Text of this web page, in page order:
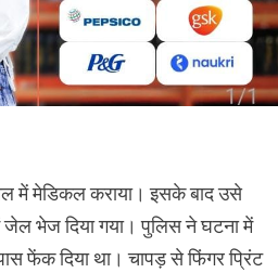
में मेडिकल कराया। इसके बाद उसे
जेल भेज दिया गया। पुलिस ने घटना में
फेंक दिया था। चापड़ से फिंगर प्रिंट